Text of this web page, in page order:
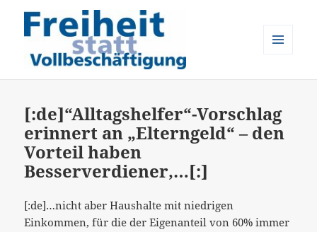
[:de]“Alltagshelfer“-Vorschlag
erinnert an „Elterngeld“ – den
Vorteil haben
Besserverdiener,…[:]
[:de]…nicht aber Haushalte mit niedrigen
Einkommen, für die der Eigenanteil von 60% immer